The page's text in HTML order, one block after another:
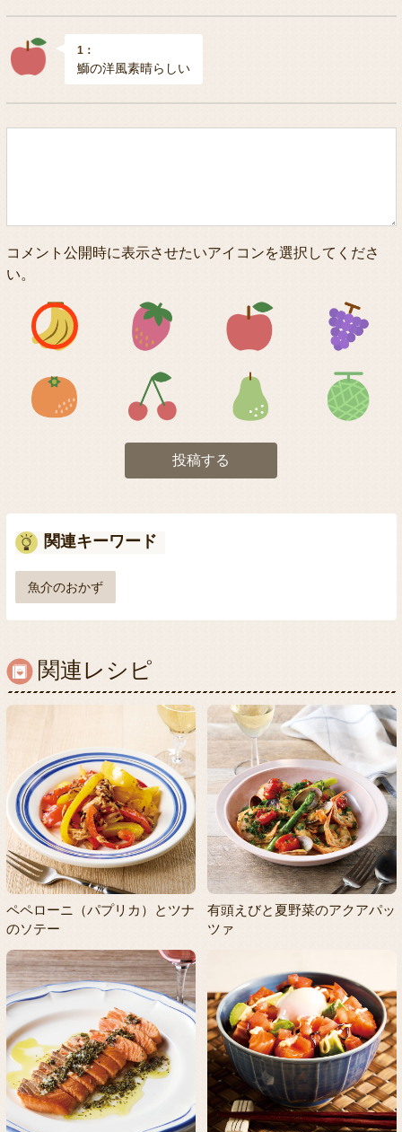
1：
鰤の洋風素晴らしい
コメント公開時に表示させたいアイコンを選択してくださ
い。
アイコン1 アイコン2 アイコン3
アイコン5 アイコン6 アイコン7
投稿する
関連キーワード
魚介のおかず
関連レシピ
ペペローニ（パプリカ）とツナ
のソテー
有頭えびと夏野菜のアクアパッ
ツァ